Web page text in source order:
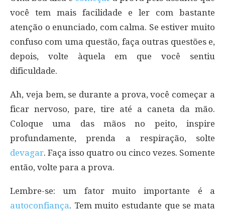
você tem mais facilidade e ler com bastante
atenção o enunciado, com calma. Se estiver muito
confuso com uma questão, faça outras questões e,
depois, volte àquela em que você sentiu
dificuldade.
Ah, veja bem, se durante a prova, você começar a
ficar nervoso, pare, tire até a caneta da mão.
Coloque uma das mãos no peito, inspire
profundamente, prenda a respiração, solte
devagar. Faça isso quatro ou cinco vezes. Somente
então, volte para a prova.
Lembre-se: um fator muito importante é a
autoconfiança. Tem muito estudante que se mata